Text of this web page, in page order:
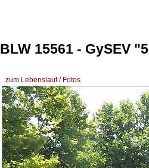
BLW 15561 - GySEV
zum Lebenslauf / Fotos